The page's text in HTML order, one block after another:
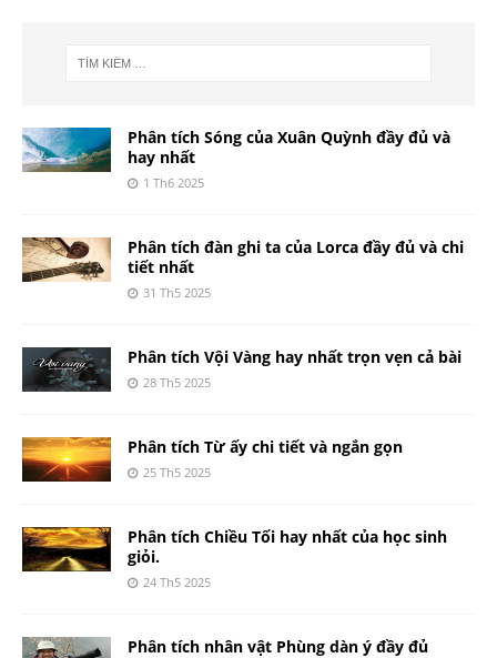
Phân tích Sóng của Xuân Quỳnh đầy đủ và
hay nhất
1 Th6 2025
Phân tích đàn ghi ta của Lorca đầy đủ và chi
tiết nhất
31 Th5 2025
Phân tích Vội Vàng hay nhất trọn vẹn cả bài
28 Th5 2025
Phân tích Từ ấy chi tiết và ngắn gọn
25 Th5 2025
Phân tích Chiều Tối hay nhất của học sinh
giỏi.
24 Th5 2025
Phân tích nhân vật Phùng dàn ý đầy đủ